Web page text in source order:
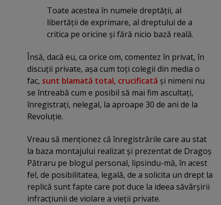
Toate acestea în numele dreptăţii, al
libertăţii de exprimare, al dreptului de a
critica pe oricine şi fără nicio bază reală.
Însă, dacă eu, ca orice om, comentez în privat, în
discuţii private, aşa cum toţi colegii din media o
fac, sunt blamată total, crucificată şi nimeni nu
se întreabă cum e posibil să mai fim ascultaţi,
înregistraţi, nelegal, la aproape 30 de ani de la
Revoluţie.
Vreau să menţionez că înregistrările care au stat
la baza montajului realizat şi prezentat de Dragoş
Pătraru pe blogul personal, lipsindu-mă, în acest
fel, de posibilitatea, legală, de a solicita un drept la
replică sunt fapte care pot duce la ideea săvârşirii
infracţiunii de violare a vieţii private.